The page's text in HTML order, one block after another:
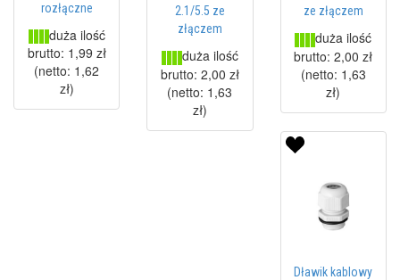
rozłączne
duża ilość
brutto: 1,99 zł
(netto: 1,62
zł)
2.1/5.5 ze
złączem
duża ilość
brutto: 2,00 zł
(netto: 1,63
zł)
ze złączem
duża ilość
brutto:2,00 zł
(netto: 1,63
zł)
Dławik kablowy